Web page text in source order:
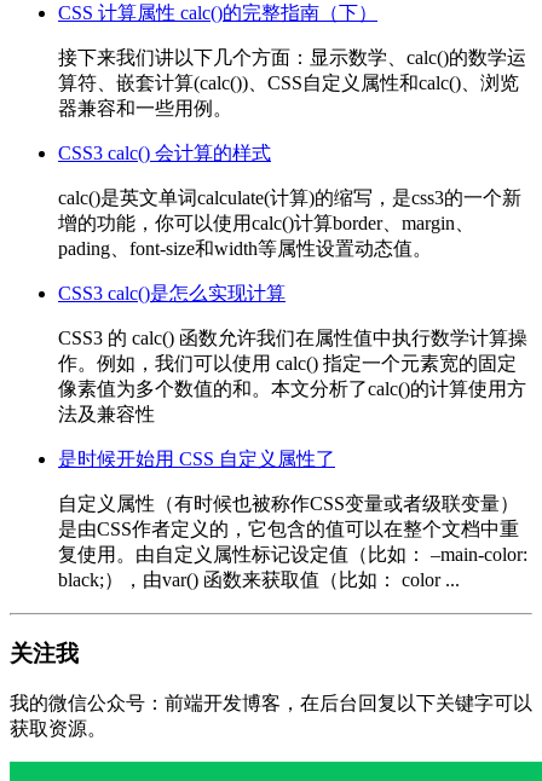
CSS 计算属性 calc()的完整指南（下）
接下来我们讲以下几个方面：显示数学、calc()的数学运
算符、嵌套计算(calc())、CSS自定义属性和calc()、浏览
器兼容和一些用例。
CSS3 calc() 会计算的样式
calc()是英文单词calculate(计算)的缩写，是css3的一个新
增的功能，你可以使用calc()计算border、margin、
pading、font-size和width等属性设置动态值。
CSS3 calc()是怎么实现计算
CSS3 的 calc() 函数允许我们在属性值中执行数学计算操
作。例如，我们可以使用 calc() 指定一个元素宽的固定
像素值为多个数值的和。本文分析了calc()的计算使用方
法及兼容性
是时候开始用 CSS 自定义属性了
自定义属性（有时候也被称作CSS变量或者级联变量）
是由CSS作者定义的，它包含的值可以在整个文档中重
复使用。由自定义属性标记设定值（比如： –main-color:
black;），由var() 函数来获取值（比如： color ...
关注我
我的微信公众号：前端开发博客，在后台回复以下关键字可以
获取资源。